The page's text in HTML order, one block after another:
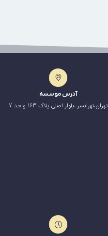
آدرس موسسه
تهران،تهرانسر ،بلوار اصلی پلاک 163 واحد 7